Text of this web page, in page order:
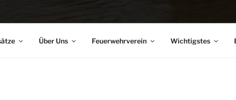
Über Uns Feuerwehrverein Wichtigstes